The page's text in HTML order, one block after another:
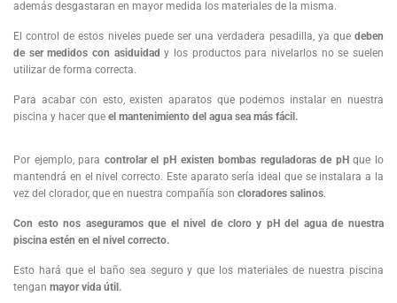
además desgastaran en mayor medida los materiales de la misma.
El control de estos niveles puede ser una verdadera pesadilla, ya quedeben
de ser medidos con asiduidady los productos para nivelarlos no se suelen
utilizar de forma correcta.
Para acabar con esto, existen aparatos que podemos instalar en nuestra
piscina y hacer que el mantenimiento del agua sea más fácil.
Por ejemplo, para controlar el pH existen bombas reguladoras de pH que lo
mantendrá en el nivel correcto. Este aparato sería ideal que se instalara a la
vez del clorador, que en nuestra compañía son cloradores salinos.
Con esto nos aseguramos que el nivel de cloro y pH del agua de nuestra
piscina estén en el nivel correcto.
Esto hará que el baño sea seguro y que los materiales de nuestra piscina
tengan mayor vida útil.